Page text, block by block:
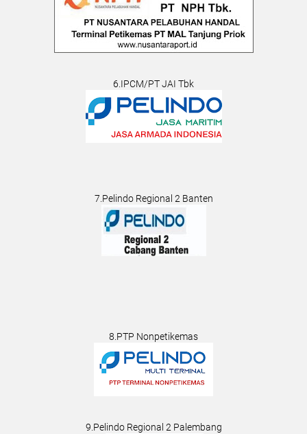
6.IPCM/PT JAI Tbk
7.Pelindo Regional 2 Banten
8.PTP Nonpetikemas
9.Pelindo Regional 2 Palembang